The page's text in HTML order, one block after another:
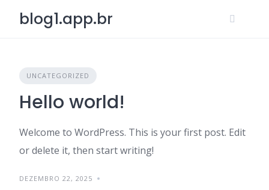
blog1.app.br
UNCATEGORIZED
Hello world!
Welcome to WordPress. This is your first post. Edit
or delete it, then start writing!
DEZEMBRO 22, 2025